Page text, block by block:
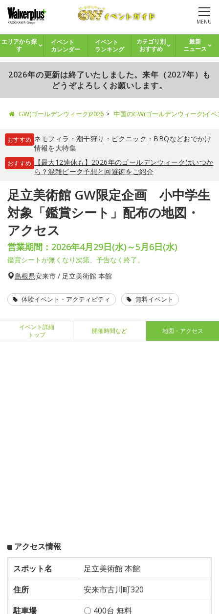
MENU
エリアから探
す
イベント
カレンダー
イベント
ランキング
カテゴリ別
おすすめ
最新
ニュース
2026年の更新は終了いたしました。来年（2027年）も
どうぞよろしくお願いします。
GW(ゴールデンウィーク)2026 中国のGW(ゴールデンウィーク)イ
おすすめ ネモフィラ ・ 潮干狩り ・ ピクニック ・ BBQなどおでかけ
情報を大特集
おすすめ
【最大12連休も】2026年のゴールデンウィークはいつか
ら？混雑ピーク予想と回避術をご紹介
足立美術館 GW限定企画 小中学生
対象「鑑賞シート」配布の地図・
アクセス
営業期間：2026年4月29日(水)～5月6日(水)
鑑賞シートが無くなり次第、予告なく終了。
島根県安来市 / 足立美術館 本館
体験イベント・アクティビティ 無料イベント
イベント詳細
トップ
開催時間など 地図・アクセス
アクセス情報
スポット名
足立美術館 本館
住所
安来市古川町320
駐車場
〇 400台 無料